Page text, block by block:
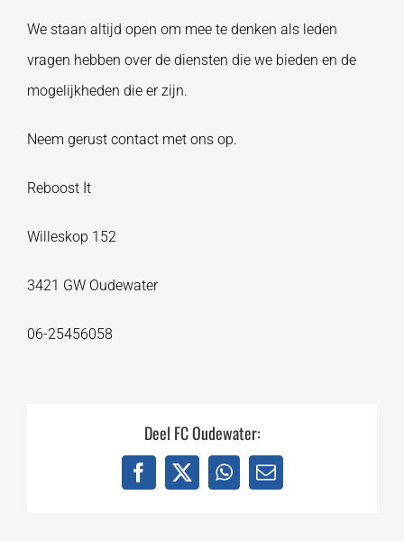
We staan altijd open om mee te denken als leden
vragen hebben overde diensten die we bieden en de
mogelijkheden die er zijn.
Neem gerust contact met ons op.
Reboost It
Willeskop 152
3421 GW Oudewater
06-25456058
Deel FC Oudewater:
Facebook
X WhatsApp
E-